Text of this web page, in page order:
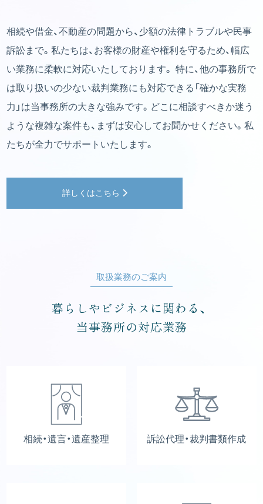
相続や借金、不動産の問題から、少額の法律トラブルや民事
訴訟まで。私たちは、お客様の財産や権利を守るため、幅広
い業務に柔軟に対応いたしております。 特に、他の事務所で
は取り扱いの少ない裁判業務にも対応できる「確かな実務
力」は当事務所の大きな強みです。どこに相談すべきか迷う
ような複雑な案件も、まずは安心してお聞かせください。私
たちが全力でサポートいたします。
詳しくはこちら
取扱業務のご案内
暮らしやビジネスに関わる、
当事務所の対応業務
相続・遺言・遺産整理 訴訟代理・裁判書類作成